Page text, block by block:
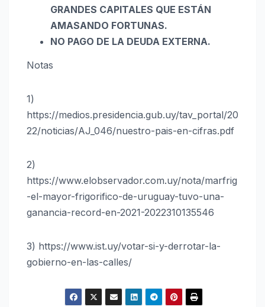
GRANDES CAPITALES QUE ESTÁN
AMASANDO FORTUNAS.
NO PAGO DE LA DEUDA EXTERNA.
Notas
1)
https://medios.presidencia.gub.uy/tav_portal/20
22/noticias/AJ_046/nuestro-pais-en-cifras.pdf
2)
https://www.elobservador.com.uy/nota/marfrig
-el-mayor-frigorifico-de-uruguay-tuvo-una-
ganancia-record-en-2021-2022310135546
3) https://www.ist.uy/votar-si-y-derrotar-la-
gobierno-en-las-calles/